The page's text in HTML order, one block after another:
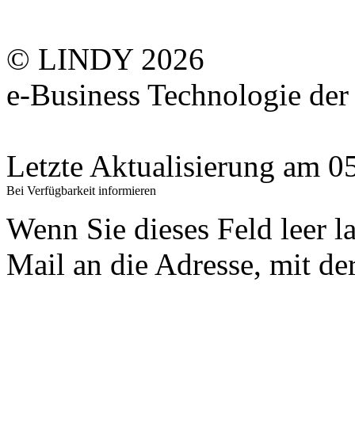
© LINDY 2026
e-Business Technologie
Letzte Aktualisierung am
Bei Verfügbarkeit informieren
Wenn Sie dieses Feld leer
Mail an die Adresse, mit